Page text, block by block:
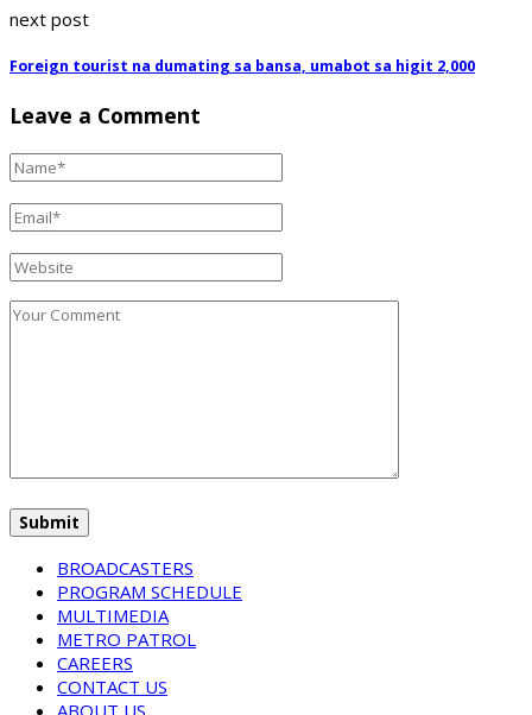
next post
Foreign tourist na dumating sa bansa, umabot sa higit 2,000
Leave a Comment
BROADCASTERS
PROGRAM SCHEDULE
MULTIMEDIA
METRO PATROL
CAREERS
CONTACT US
ABOUT US